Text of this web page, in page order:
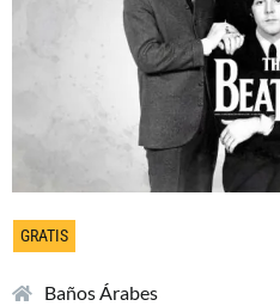
GRATIS
Baños Árabes